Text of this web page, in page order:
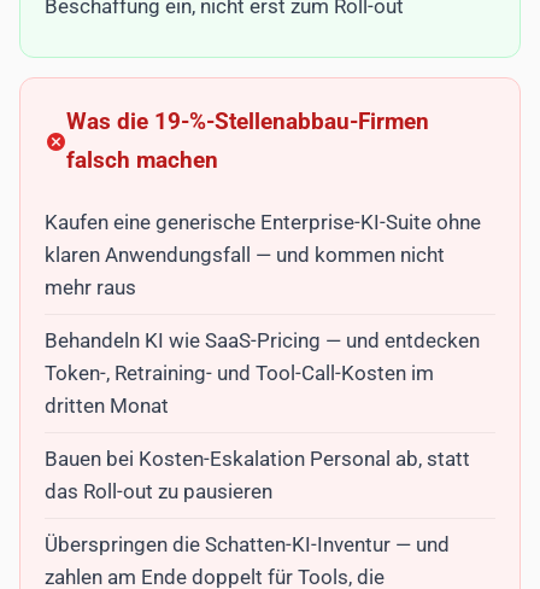
Beschaffung ein, nicht erst zum Roll-out
Was die 19-%-Stellenabbau-Firmen
falsch machen
Kaufen eine generische Enterprise-KI-Suite ohne
klaren Anwendungsfall — und kommen nicht
mehr raus
Behandeln KI wie SaaS-Pricing — und entdecken
Token-, Retraining- und Tool-Call-Kosten im
dritten Monat
Bauen bei Kosten-Eskalation Personal ab, statt
das Roll-out zu pausieren
Überspringen die Schatten-KI-Inventur — und
zahlen am Ende doppelt für Tools, die